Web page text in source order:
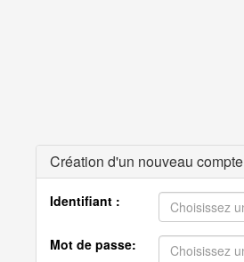
Création d'un nouveau compte
Identifiant :
Mot de passe: